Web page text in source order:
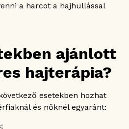
a harcot a hajhullással
ajánlott
hajterápia?
esetekben hozhat
és nőknél egyaránt: